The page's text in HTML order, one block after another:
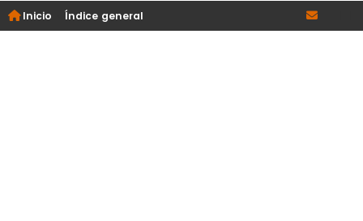
Inicio Índice general